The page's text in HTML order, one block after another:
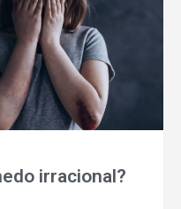
irracional?